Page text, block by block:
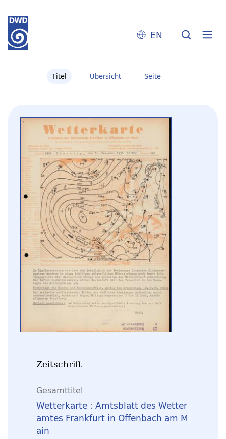
EN
Titel Übersicht Seite
Zeitschrift
Gesamttitel
Wetterkarte : Amtsblatt des Wetter
amtes Frankfurt in Offenbach am M
ain